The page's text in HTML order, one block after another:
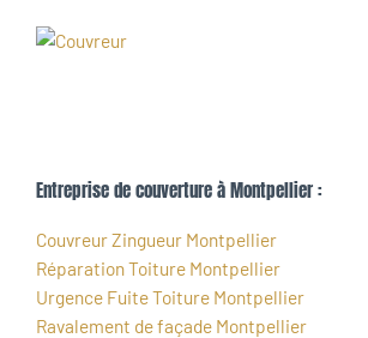
Entreprise de couverture à Montpellier :
Couvreur Zingueur Montpellier
Réparation Toiture Montpellier
Urgence Fuite Toiture Montpellier
Ravalement de façade Montpellier